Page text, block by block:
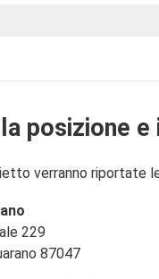
posizione
verranno riportate
229
87047